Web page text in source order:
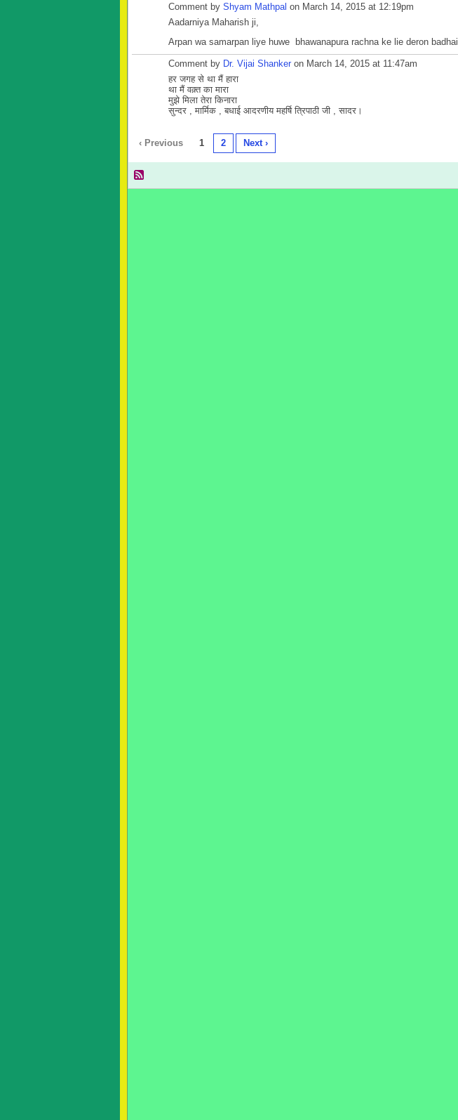
Comment by Shyam Mathpal on March 14, 2015 at 12:19pm
Aadarniya Maharish ji,
Arpan wa samarpan liye huwe bhawanapura rachna ke lie deron badhai.
Comment by Dr. Vijai Shanker on March 14, 2015 at 11:47am
हर जगह से था मैं हारा
था मैं वक़्त का मारा
मुझे मिला तेरा किनारा
सुन्दर , मार्मिक , बधाई आदरणीय महर्षि त्रिपाठी जी , सादर।
‹ Previous 1 2 Next ›